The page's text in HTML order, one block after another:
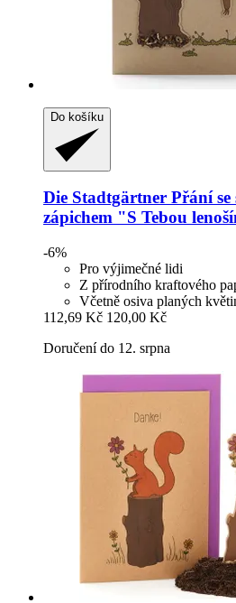
Do košíku
Die Stadtgärtner Přání
zápichem "S Tebou
-6%
Pro výjimečné lidi
Z přírodního kraftového
Včetně osiva planých
112,69 Kč 120,00 Kč
Doručení do 12. srpna